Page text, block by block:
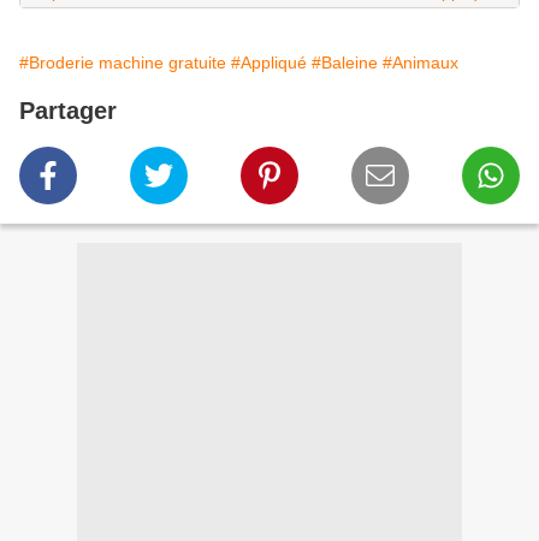
#Broderie machine gratuite #Appliqué #Baleine #Animaux
Partager